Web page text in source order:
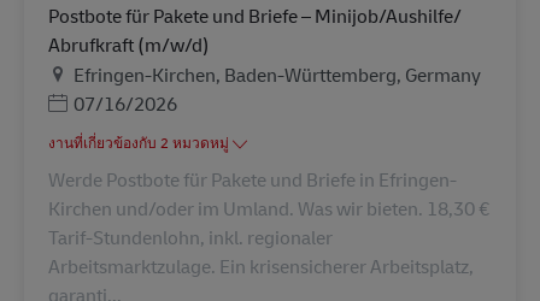
Postbote für Pakete und Briefe – Minijob/Aushilfe/
Abrufkraft (m/w/d)
สถานที่
Efringen-Kirchen, Baden-Württemberg, Germany
Posted Date
07/16/2026
งานที่เกี่ยวข้องกับ 2 หมวดหมู่
Werde Postbote für Pakete und Briefe in Efringen-
Kirchen und/oder im Umland. Was wir bieten. 18,30 €
Tarif-Stundenlohn, inkl. regionaler
Arbeitsmarktzulage. Ein krisensicherer Arbeitsplatz,
garanti...